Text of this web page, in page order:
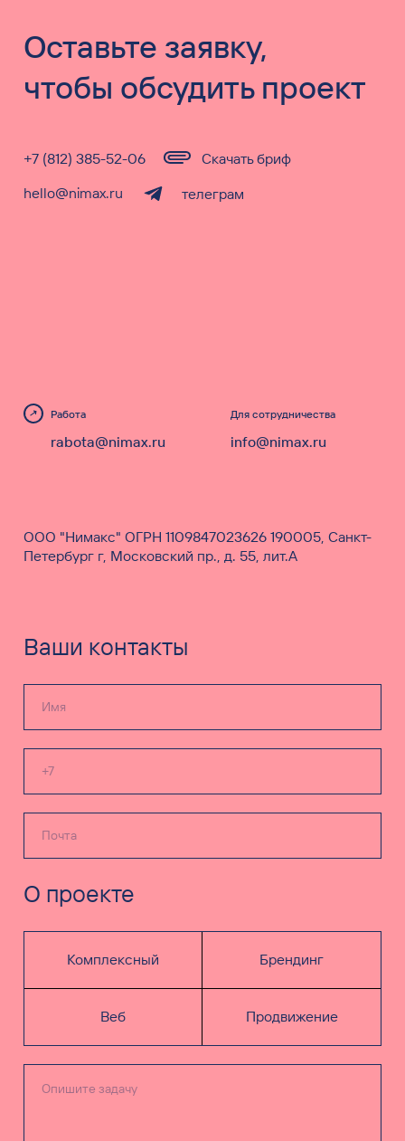
Оставьте заявку,
чтобы обсудить проект
hello@nimax.ru
+7 (812) 385-52-06
телеграм
Скачать бриф
Работа
rabota@nimax.ru
Для сотрудничества
info@nimax.ru
ООО "Нимакс" ОГРН 1109847023626 190005, Санкт-
Петербург г, Московский пр., д. 55, лит.А
Ваши контакты
О проекте
Комплексный Брендинг
Веб Продвижение